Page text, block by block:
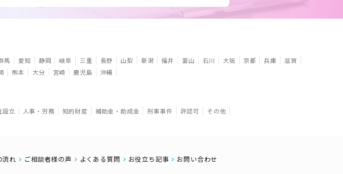
馬 愛知 静岡 岐阜 三重 長野 山梨 新潟 福井 富山 石川 大阪 京都 兵庫
滋賀
熊本 大分 宮崎 鹿児島 沖縄
設立 人事・労務 知的財産 補助金・助成金 刑事事件 許認可 その他
流れ ご相談者様の声 よくある質問 お役立ち記事 お問い合わせ